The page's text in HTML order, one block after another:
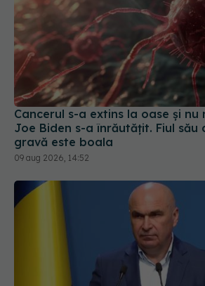
Cancerul s-a extins la oase și nu
Joe Biden s-a înrăutățit. Fiul său
gravă este boala
09 aug 2026, 14:52